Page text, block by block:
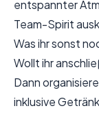
entspannter
Team-Spirit
Was ihr sonst
Wollt ihr
Dann
inklusive